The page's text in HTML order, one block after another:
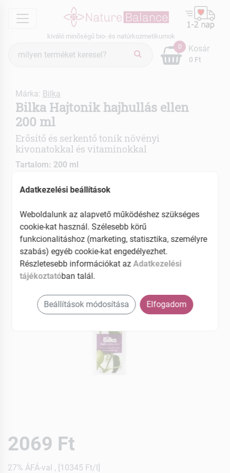
menu
kiváló minőségű bio- és natúrkozmetikumok
keresés
0
0 Ft
Kosár
Márka: Bilka
Bilka Hajtonik hajhullás ellen
200 ml
Erősítő és serkentő tonik növényi
kivonatokkal és vitaminokkal
Tartalom: 200 ml
C és PP vitaminnal
EAN: 3800032902276
2069 Ft
27% ÁFÁ-val , [10345 Ft/l]
Adatkezelési beállítások
Weboldalunk az alapvető működéshez szükséges
cookie-kat használ. Szélesebb körű
funkcionalitáshoz (marketing, statisztika, személyre
szabás) egyéb cookie-kat engedélyezhet.
Részletesebb információkat azAdatkezelési
tájékoztatóban talál.
Beállítások módosítása Elfogadom